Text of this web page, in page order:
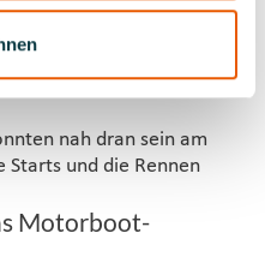
von Bad
bereits zum
nah dran sein am
Starts und die Rennen
Motorboot-